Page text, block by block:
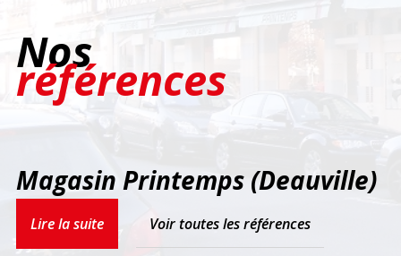
Nos
références
Magasin Printemps (Deauville)
Lire la suite Voir toutes les références